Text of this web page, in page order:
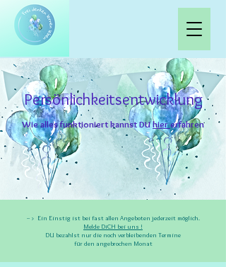
Persönlichkeitsentwicklung
Wie alles funktioniert kannst DUhiererfahren
-- > Ein Einstig ist bei fast allen Angeboten jederzeit möglich.
Melde DiCH bei uns !
DU bezahlst nur die noch verbleibenden Termine
für den angebrochen Monat